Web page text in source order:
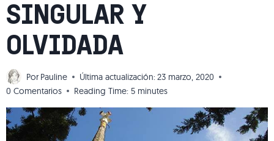
SINGULAR Y
OLVIDADA
Por Pauline Última actualización: 23 marzo, 2020
0 Comentarios
Reading Time: 5 minutes